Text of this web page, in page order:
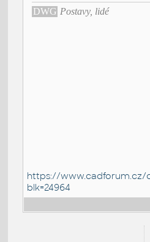
https://www.cadforum.cz/
blk=24964